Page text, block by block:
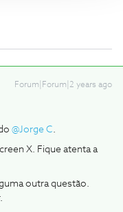
Forum|Forum|2 years ago
@Jorge C.
X. Fique atenta a
outra questão.